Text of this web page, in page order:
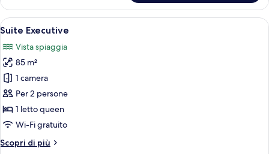
(Ocean
View)
Apri
tutte
le
foto
per
Suite
Executive
Una sala conferenze moderna con
11
Suite Executive
Vista spiaggia
85 m²
1 camera
Per 2 persone
1 letto queen
Wi-Fi gratuito
Scopri di più
Altri